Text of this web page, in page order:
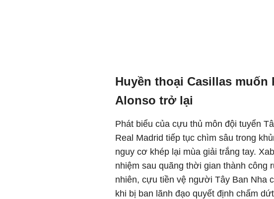
Huyền thoại Casillas muốn
Alonso trở lại
Phát biểu của cựu thủ môn đội tuyển
Real Madrid tiếp tục chìm sâu trong
nguy cơ khép lại mùa giải trắng tay.
nhiệm sau quãng thời gian thành công
nhiên, cựu tiền vệ người Tây Ban Nha
khi bị ban lãnh đạo quyết định chấm